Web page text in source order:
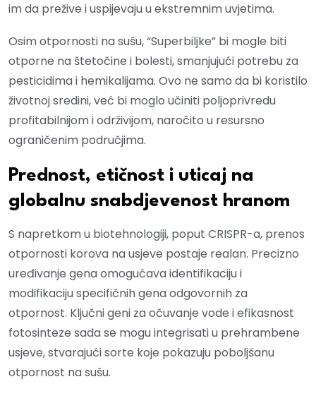
im da prežive i uspijevaju u ekstremnim uvjetima.
Osim otpornosti na sušu, “Superbiljke” bi mogle biti
otporne na štetočine i bolesti, smanjujući potrebu za
pesticidima i hemikalijama. Ovo ne samo da bi koristilo
životnoj sredini, već bi moglo učiniti poljoprivredu
profitabilnijom i održivijom, naročito u resursno
ograničenim područjima.
Prednost, etičnost i uticaj na
globalnu snabdjevenost hranom
S napretkom u biotehnologiji, poput CRISPR-a, prenos
otpornosti korova na usjeve postaje realan. Precizno
uređivanje gena omogućava identifikaciju i
modifikaciju specifičnih gena odgovornih za
otpornost. Ključni geni za očuvanje vode i efikasnost
fotosinteze sada se mogu integrisati u prehrambene
usjeve, stvarajući sorte koje pokazuju poboljšanu
otpornost na sušu.